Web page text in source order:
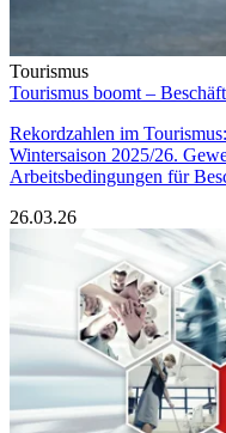
Tourismus
Tourismus boomt –
Rekordzahlen im
Wintersaison 2025/26.
Arbeitsbedingungen für
26.03.26